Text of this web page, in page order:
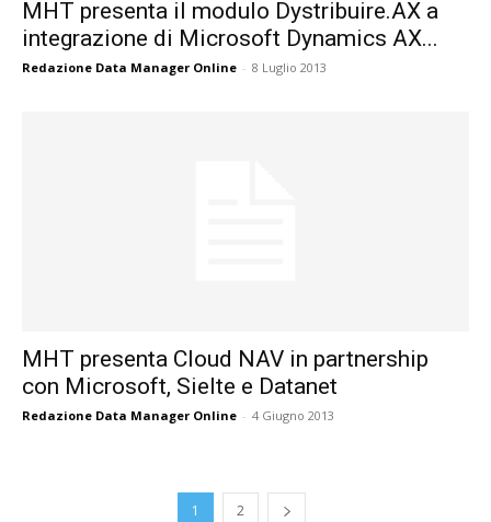
MHT presenta il modulo Dystribuire.AX a
integrazione di Microsoft Dynamics AX...
Redazione Data Manager Online - 8 Luglio 2013
MHT presenta Cloud NAV in partnership
con Microsoft, Sielte e Datanet
Redazione Data Manager Online - 4 Giugno 2013
1 2